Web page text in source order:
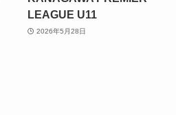
LEAGUE U11
2026年5月28日